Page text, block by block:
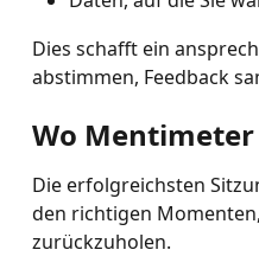
Dies schafft ein
abstimmen, Feedback
Wo
Die erfolgreichsten
den richtigen
zurückzuholen.